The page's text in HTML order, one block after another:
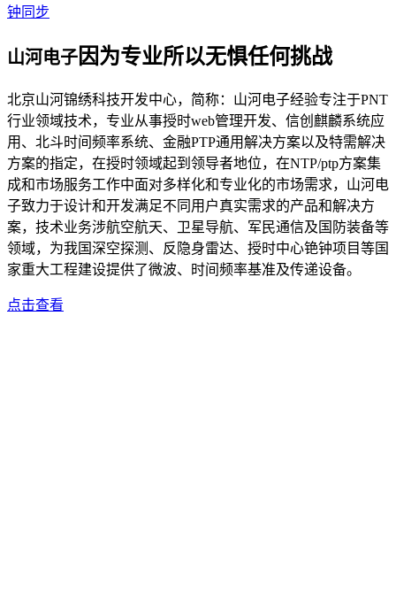
钟同步
山河电子因为专业所以无惧任何挑战
北京山河锦绣科技开发中心，简称：山河电子经验专注于PNT
行业领域技术，专业从事授时web管理开发、信创麒麟系统应
用、北斗时间频率系统、金融PTP通用解决方案以及特需解决
方案的指定，在授时领域起到领导者地位，在NTP/ptp方案集
成和市场服务工作中面对多样化和专业化的市场需求，山河电
子致力于设计和开发满足不同用户真实需求的产品和解决方
案，技术业务涉航空航天、卫星导航、军民通信及国防装备等
领域，为我国深空探测、反隐身雷达、授时中心铯钟项目等国
家重大工程建设提供了微波、时间频率基准及传递设备。
点击查看